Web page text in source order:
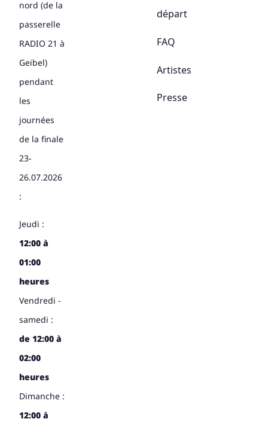
nord (de la
passerelle
RADIO 21 à
Geibel)
pendant
les
journées
de la finale
23-
26.07.2026
:
Jeudi :
12:00 à
01:00
heures
Vendredi -
samedi :
de 12:00 à
02:00
heures
Dimanche :
12:00 à
départ
FAQ
Artistes
Presse